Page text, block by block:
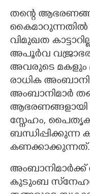
തന്റെ
കൈമാറുന്നതിൽ
വിമുഖത
അപൂർവ
അവരുടെ മകളും
രാധിക
അംബാനിമാർ
ആഭരണങ്ങളായി
സ്നേഹം,
ബന്ധിപ്പിക്കുന്ന
കണക്കാക്കുന്നത്.
കുടുംബ